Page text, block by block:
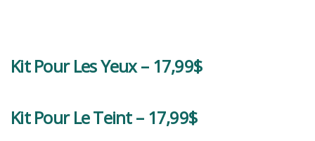
Kit Pour Les Yeux – 17,99$
Kit Pour Le Teint – 17,99$